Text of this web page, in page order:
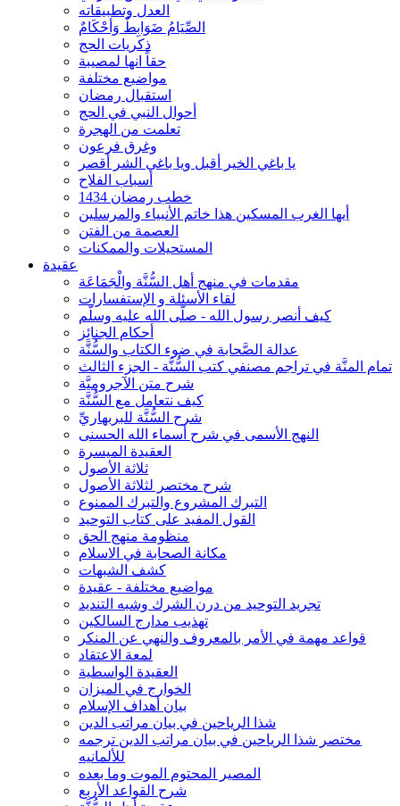
العدل وتطبيقاته
الصِّيَامُ ضَوَابِطٌ وَأحْكَامٌ
ذكريات الحج
حقاً انها لمصيبة
مواضيع مختلفة
استقبال رمضان
أحوال النبي في الحج
تعلمت من الهجرة
وغرق فرعون
يا باغي الخير أقبل ويا باغي الشر أقصر
أسباب الفلاح
خطب رمضان 1434
أيها الغرب المسكين هذا خاتم الأنبياء والمرسلين
العصمة من الفتن
المستحيلات والممكنات
عقيدة
مقدمات في منهج أهل السُّنَّة والْجَمَاعَة
لقاء الأسئلة و الإستفسارات
كيف أنصر رسول الله - صلّى الله عليه وسلّم
أحكام الجنائِز
عدالة الصَّحابة في ضوء الكتاب والسُّنَّة
تمام المنَّة في تراجم مصنفي كتب السُّنَّة - الجزء الثالث
شرح متن الآجروميَّة
كيف نتعامل مع السُّنَّة
شرح السُّنَّة للبربهاريِّ
النهج الأسمى في شرح أسماء الله الحسنى
العقيدة الميسرة
ثلاثة الأصول
شرح مختصر لثلاثة الأصول
التبرك المشروع والتبرك الممنوع
القول المفيد على كتاب التوحيد
منظومة منهج الحق
مكانة الصحابة في الاسلام
كشف الشبهات
مواضيع مختلفة - عقيدة
تجريد التوحيد من درن الشرك وشبه التنديد
تهذيب مدارج السالكين
قواعد مهمة في الأمر بالمعروف والنهي عن المنكر
لمعة الاعتقاد
العقيدة الواسطية
الخوارج في الميزان
بيان أهداف الإسلام
شذا الرياحين في بيان مراتب الدين
مختصر شذا الرياحين في بيان مراتب الدين ترجمه
للألمانيه
المصير المحتوم الموت وما بعده
شرح القواعد الأربع